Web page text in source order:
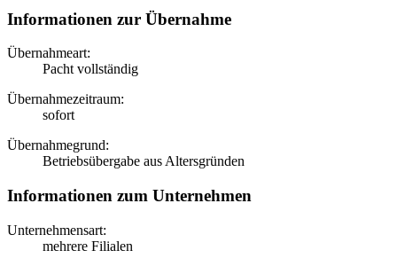
Informationen zur Übernahme
Übernahmeart:
Pacht vollständig
Übernahmezeitraum:
sofort
Übernahmegrund:
Betriebsübergabe aus Altersgründen
Informationen zum Unternehmen
Unternehmensart:
mehrere Filialen